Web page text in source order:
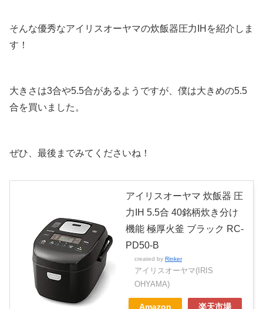
そんな優秀なアイリスオーヤマの炊飯器圧力IHを紹介しま
す！
大きさは3合や5.5合があるようですが、僕は大きめの5.5
合を買いました。
ぜひ、最後までみてくださいね！
アイリスオーヤマ 炊飯器 圧
力IH 5.5合 40銘柄炊き分け
機能 極厚火釜 ブラック RC-
PD50-B
created by Rinker
アイリスオーヤマ(IRIS
OHYAMA)
Amazon 楽天市場